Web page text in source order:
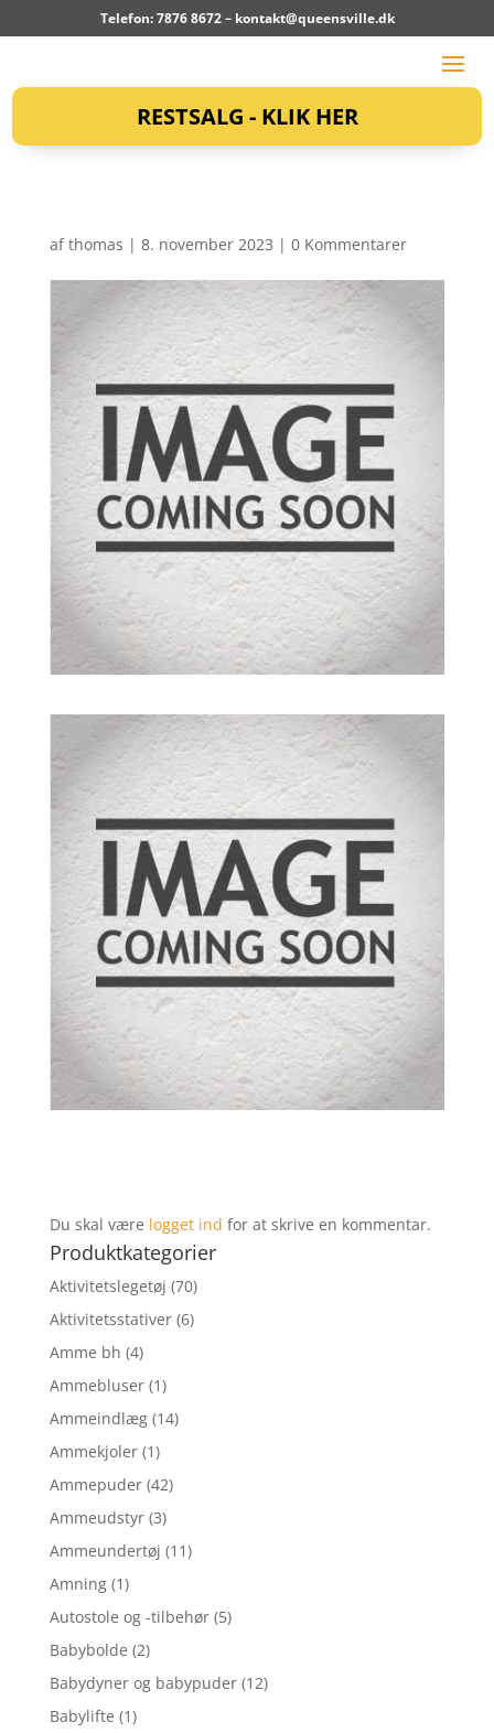
Telefon: 7876 8672 – kontakt@queensville.dk
RESTSALG - KLIK HER
afthomas | 8. november 2023 | 0 Kommentarer
Du skal være logget ind for at skrive en kommentar.
Produktkategorier
Aktivitetslegetøj (70)
Aktivitetsstativer (6)
Amme bh (4)
Ammebluser (1)
Ammeindlæg (14)
Ammekjoler (1)
Ammepuder (42)
Ammeudstyr (3)
Ammeundertøj (11)
Amning (1)
Autostole og -tilbehør (5)
Babybolde (2)
Babydyner og babypuder (12)
Babylifte (1)